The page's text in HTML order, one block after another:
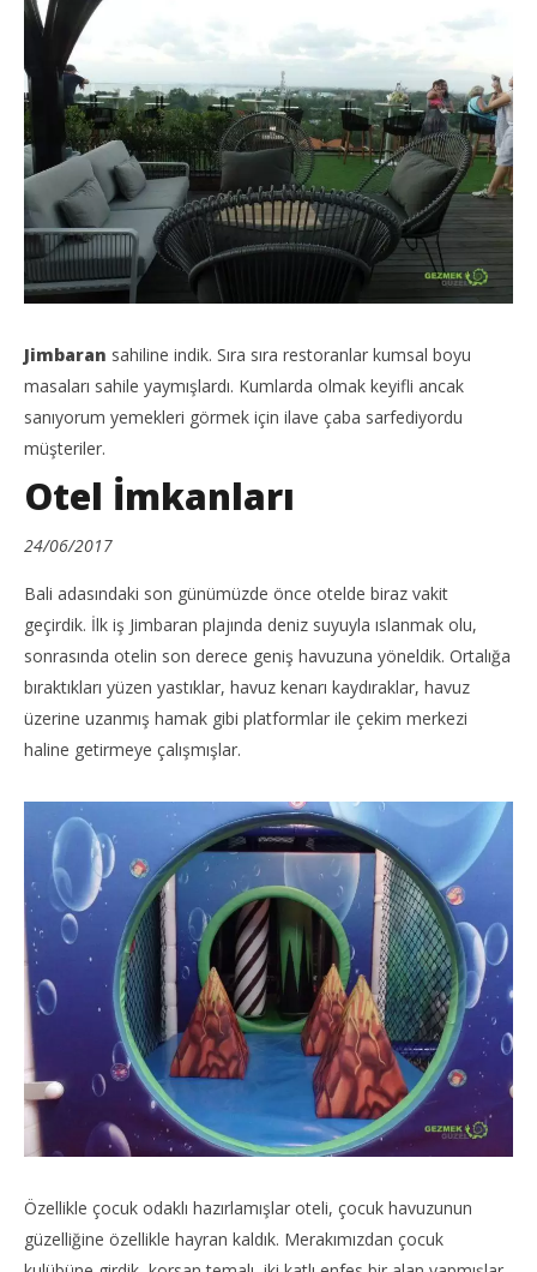
Jimbaran sahiline indik. Sıra sıra restoranlar kumsal boyu
masaları sahile yaymışlardı. Kumlarda olmak keyifli ancak
sanıyorum yemekleri görmek için ilave çaba sarfediyordu
müşteriler.
Otel İmkanları
24/06/2017
Bali adasındaki son günümüzde önce otelde biraz vakit
geçirdik. İlk iş Jimbaran plajında deniz suyuyla ıslanmak olu,
sonrasında otelin son derece geniş havuzuna yöneldik. Ortalığa
bıraktıkları yüzen yastıklar, havuz kenarı kaydıraklar, havuz
üzerine uzanmış hamak gibi platformlar ile çekim merkezi
haline getirmeye çalışmışlar.
Özellikle çocuk odaklı hazırlamışlar oteli, çocuk havuzunun
güzelliğine özellikle hayran kaldık. Merakımızdan çocuk